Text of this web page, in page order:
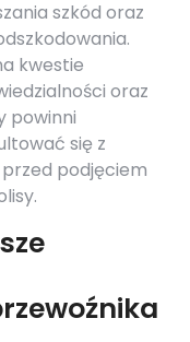
szkód oraz
kwestie
oraz
powinni
się z
podjęciem